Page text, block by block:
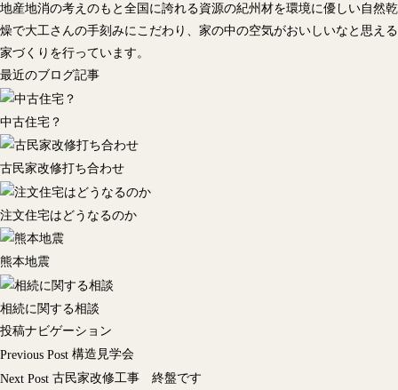
地産地消の考えのもと全国に誇れる資源の紀州材を環境に優しい自然乾
燥で大工さんの手刻みにこだわり、家の中の空気がおいしいなと思える
家づくりを行っています。
最近のブログ記事
中古住宅？
古民家改修打ち合わせ
注文住宅はどうなるのか
熊本地震
相続に関する相談
投稿ナビゲーション
Previous Post 構造見学会
Next Post 古民家改修工事 終盤です